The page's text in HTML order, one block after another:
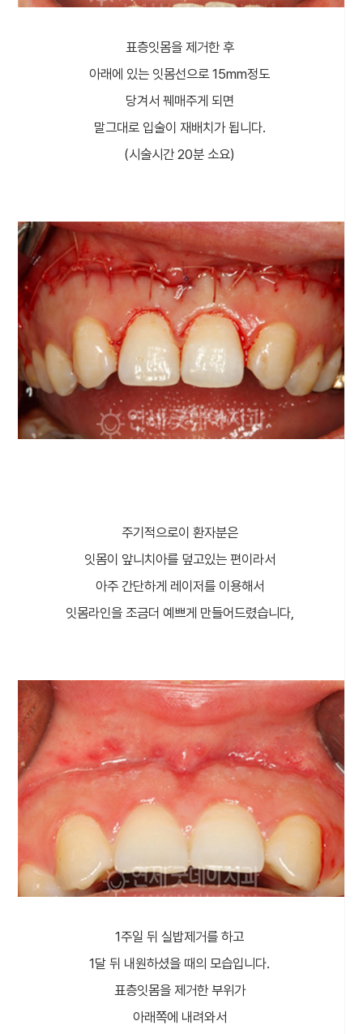
표층잇몸을 제거한 후
아래에 있는 잇몸선으로 15mm정도
당겨서 꿰매주게 되면
말그대로 입술이 재배치가 됩니다.
(시술시간 20분 소요)
주기적으로이 환자분은
잇몸이 앞니치아를 덮고있는 편이라서
아주 간단하게 레이저를 이용해서
잇몸라인을 조금더 예쁘게 만들어드렸습니다,
1주일 뒤 실밥제거를 하고
1달 뒤 내원하셨을 때의 모습입니다.
표층잇몸을 제거한 부위가
아래쪽에 내려와서